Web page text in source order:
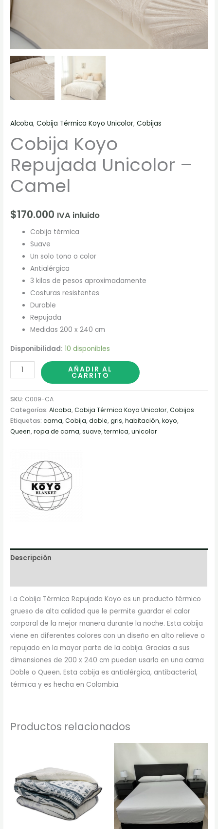
Alcoba,Cobija Térmica Koyo Unicolor,Cobijas
Cobija Koyo
Repujada Unicolor –
Camel
$170.000 IVA inluido
Cobija térmica
Suave
Un solo tono o color
Antialérgica
3 kilos de pesos aproximadamente
Costuras resistentes
Durable
Repujada
Medidas 200 x 240 cm
Disponibilidad: 10 disponibles
AÑADIR AL
CARRITO
SKU: C009-CA
Categorías:Alcoba,Cobija Térmica Koyo Unicolor,Cobijas
Etiquetas:cama,Cobija,doble,gris,habitación,koyo,
Queen,ropa de cama,suave,termica,unicolor
Descripción
La Cobija Térmica Repujada Koyo es un producto térmico
grueso de alta calidad que le permite guardar el calor
corporal de la mejor manera durante la noche. Esta cobija
viene en diferentes colores con un diseño en alto relieve o
repujado en la mayor parte de la cobija. Gracias a sus
dimensiones de 200 x 240 cm pueden usarla en una cama
Doble o Queen. Esta cobija es antialérgica, antibacterial,
térmica y es hecha en Colombia.
Productos relacionados
precios:
desde
$162.000
hasta
$226.000